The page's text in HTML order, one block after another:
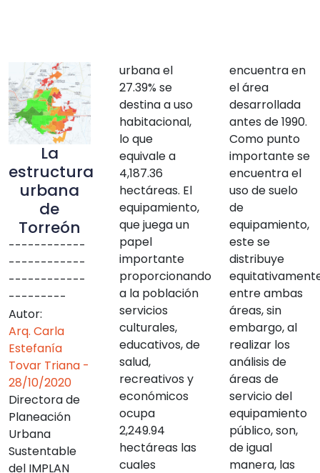
La
estructura
urbana
de
Torreón
------------
------------
------------
---------
Autor:
Arq. Carla
Estefanía
Tovar Triana -
28/10/2020
Directora de
Planeación
Urbana
Sustentable
del IMPLAN
urbana el
27.39% se
destina a uso
habitacional,
lo que
equivale a
4,187.36
hectáreas. El
equipamiento,
que juega un
papel
importante
proporcionando
a la población
servicios
culturales,
educativos, de
salud,
recreativos y
económicos
ocupa
2,249.94
hectáreas las
cuales
encuentra en
el área
desarrollada
antes de 1990.
Como punto
importante se
encuentra el
uso de suelo
de
equipamiento,
este se
distribuye
entre ambas
áreas, sin
embargo, al
realizar los
análisis de
áreas de
servicio del
equipamiento
público, son,
de igual
manera, las